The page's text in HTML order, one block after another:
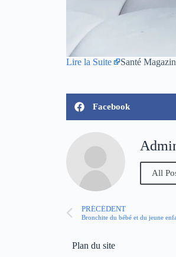
Lire la Suite Santé
Facebook
All
PRÉCÉDENT
Bronchite du bébé et du jeune
Plan du site